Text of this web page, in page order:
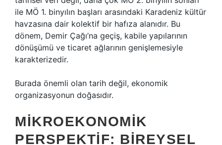
ile MÖ 1. binyılın başları arasındaki Karadeniz kültür
havzasına dair kolektif bir hafıza alanıdır. Bu
dönem, Demir Çağı’na geçiş, kabile yapılarının
dönüşümü ve ticaret ağlarının genişlemesiyle
karakterizedir.
Burada önemli olan tarih değil, ekonomik
organizasyonun doğasıdır.
MIKROEKONOMIK
PERSPEKTIF: BIREYSEL